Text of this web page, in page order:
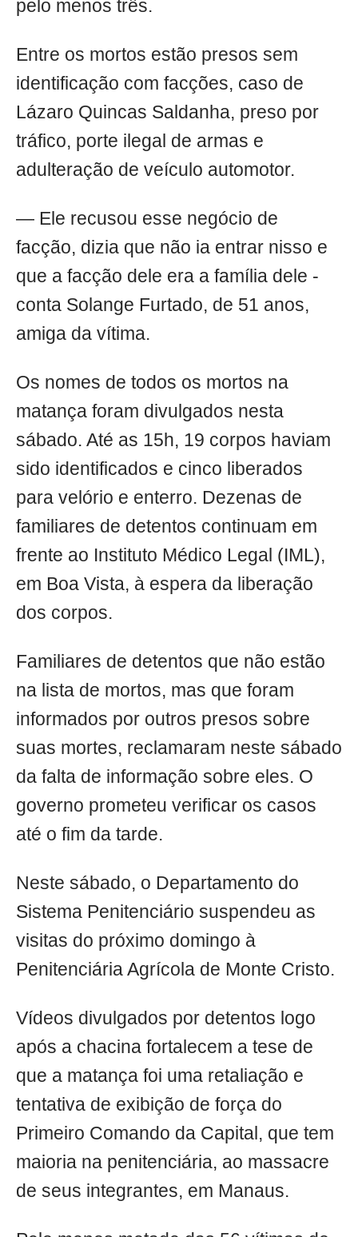
pelo menos três.
Entre os mortos estão presos sem
identificação com facções, caso de
Lázaro Quincas Saldanha, preso por
tráfico, porte ilegal de armas e
adulteração de veículo automotor.
— Ele recusou esse negócio de
facção, dizia que não ia entrar nisso e
que a facção dele era a família dele -
conta Solange Furtado, de 51 anos,
amiga da vítima.
Os nomes de todos os mortos na
matança foram divulgados nesta
sábado. Até as 15h, 19 corpos haviam
sido identificados e cinco liberados
para velório e enterro. Dezenas de
familiares de detentos continuam em
frente ao Instituto Médico Legal (IML),
em Boa Vista, à espera da liberação
dos corpos.
Familiares de detentos que não estão
na lista de mortos, mas que foram
informados por outros presos sobre
suas mortes, reclamaram neste sábado
da falta de informação sobre eles. O
governo prometeu verificar os casos
até o fim da tarde.
Neste sábado, o Departamento do
Sistema Penitenciário suspendeu as
visitas do próximo domingo à
Penitenciária Agrícola de Monte Cristo.
Vídeos divulgados por detentos logo
após a chacina fortalecem a tese de
que a matança foi uma retaliação e
tentativa de exibição de força do
Primeiro Comando da Capital, que tem
maioria na penitenciária, ao massacre
de seus integrantes, em Manaus.